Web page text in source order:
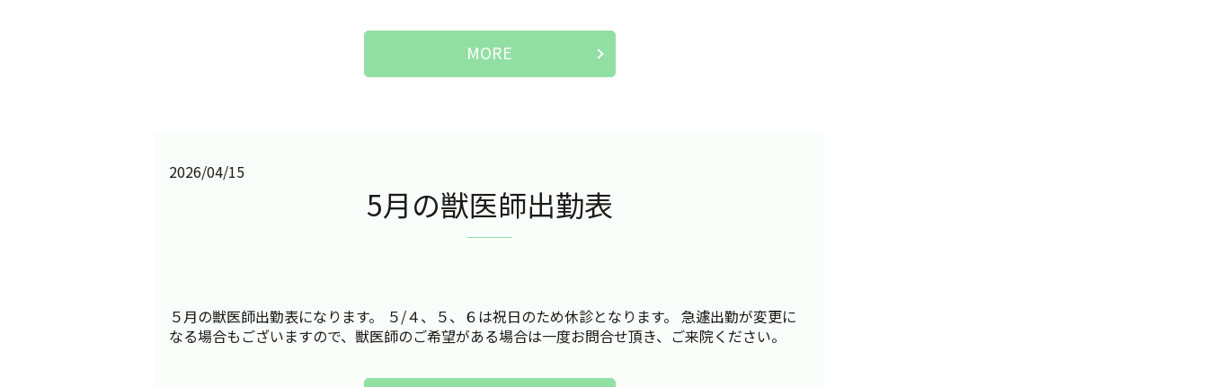
MORE
2026/04/15
5月の獣医師出勤表
５月の獣医師出勤表になります。 ５/４、５、６は祝日のため休診となります。 急遽出勤が変更に
なる場合もございますので、獣医師のご希望がある場合は一度お問合せ頂き、ご来院ください。